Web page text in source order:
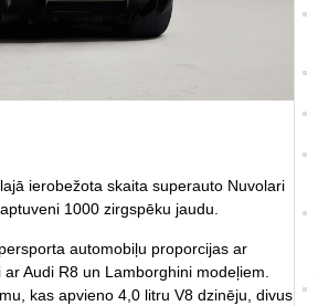
ierobežota skaita superauto Nuvolari
1000 zirgspēku jaudu.
automobiļu proporcijas ar
Audi R8 un Lamborghini modeļiem.
kas apvieno 4,0 litru V8 dzinēju, divus